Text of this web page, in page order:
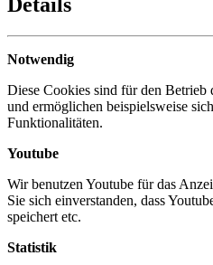
Details
Notwendig
Diese Cookies sind für den Betrieb
und ermöglichen beispielsweise
Funktionalitäten.
Youtube
Wir benutzen Youtube für das
Sie sich einverstanden, dass
speichert etc.
Statistik